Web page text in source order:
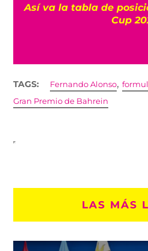
Así va la tabla de
Cup
TAGS: Fernando Alonso,
Gran Premio de Bahrein
LAS MÁS